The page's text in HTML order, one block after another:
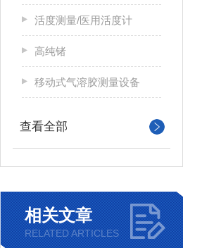
活度测量/医用活度计
高纯锗
移动式气溶胶测量设备
查看全部
相关文章
RELATED ARTICLES